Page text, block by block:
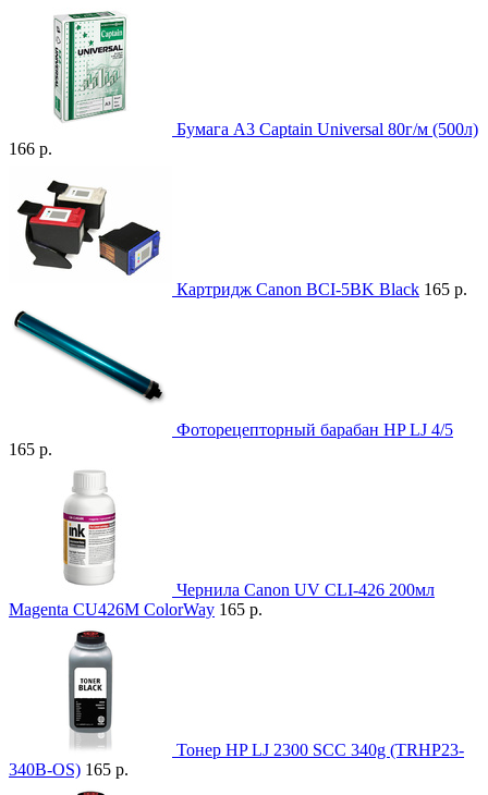
Бумага A3 Captain Universal 80г/м (500л)
166 р.
Картридж Canon BCI-5BK Black 165 р.
Фоторецепторный барабан HP LJ 4/5
165 р.
Чернила Canon UV CLI-426 200мл
Magenta CU426M ColorWay 165 р.
Тонер HP LJ 2300 SCC 340g (TRHP23-
340B-OS) 165 р.